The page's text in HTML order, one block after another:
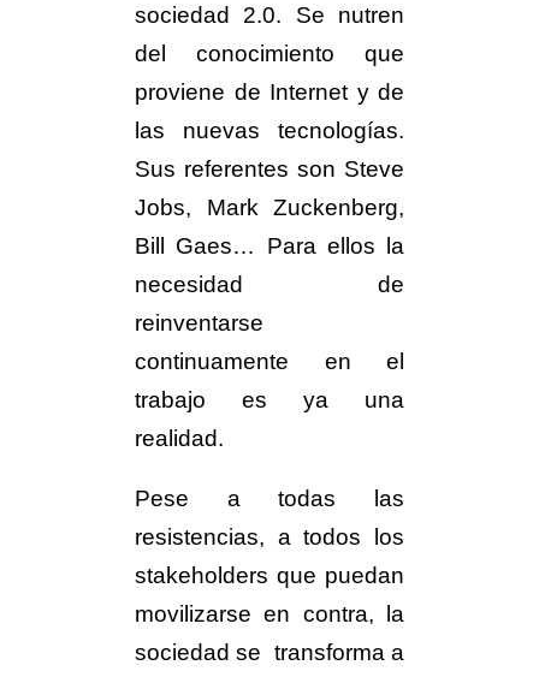
sociedad 2.0. Se nutren
del conocimiento que
proviene de Internet y de
las nuevas tecnologías.
Sus referentes son Steve
Jobs, Mark Zuckenberg,
Bill Gaes… Para ellos la
necesidad de
reinventarse
continuamente en el
trabajo es ya una
realidad.
Pese a todas las
resistencias, a todos los
stakeholders que puedan
movilizarse en contra, la
sociedad se transforma a